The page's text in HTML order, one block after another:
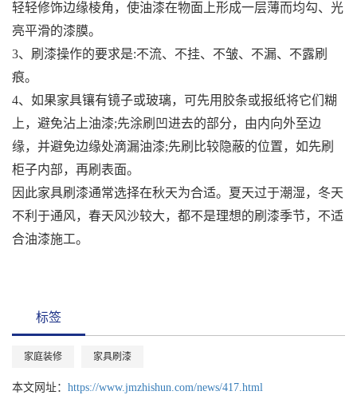
轻轻修饰边缘棱角，使油漆在物面上形成一层薄而均勾、光
亮平滑的漆膜。
3、刷漆操作的要求是:不流、不挂、不皱、不漏、不露刷
痕。
4、如果家具镶有镜子或玻璃，可先用胶条或报纸将它们糊
上，避免沾上油漆;先涂刷凹进去的部分，由内向外至边
缘，并避免边缘处滴漏油漆;先刷比较隐蔽的位置，如先刷
柜子内部，再刷表面。
因此家具刷漆通常选择在秋天为合适。夏天过于潮湿，冬天
不利于通风，春天风沙较大，都不是理想的刷漆季节，不适
合油漆施工。
标签
家庭装修 家具刷漆
本文网址： https://www.jmzhishun.com/news/417.html